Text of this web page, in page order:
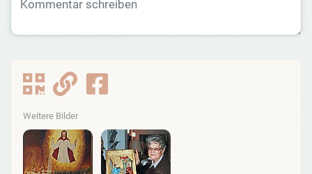
Weitere Bilder